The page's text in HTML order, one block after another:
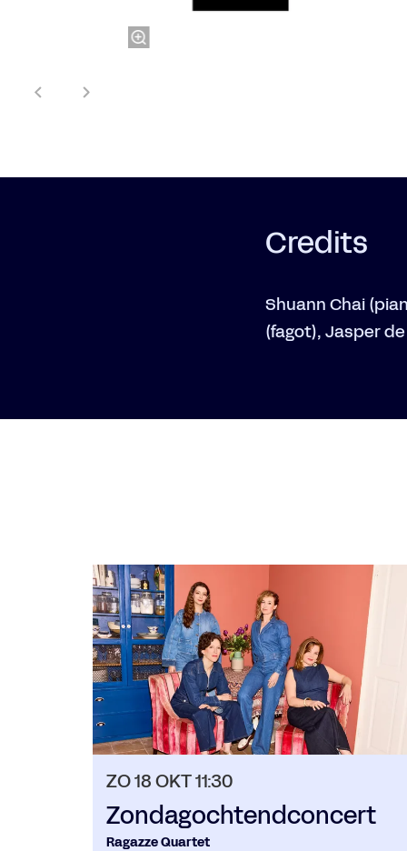
Credits
Shuann Chai
(fagot), Jasper
Zondagochtendconcert
Ragazze Quartet
ZO 18 OKT11:30